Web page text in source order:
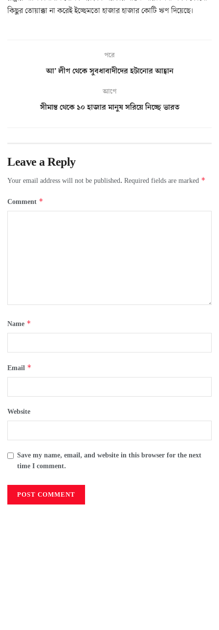
কিছুর তোয়াক্কা না করেই ইচ্ছেমতো হাজার হাজার কোটি ঋণ দিয়েছে।
পরে
আ’ লীগ থেকে সুবধাবাদীদের হটানোর আহ্বান
আগে
সীমান্ত থেকে ১০ হাজার মানুষ সরিয়ে নিচ্ছে ভারত
Leave a Reply
Your email address will not be published. Required fields are marked *
Comment *
Name *
Email *
Website
Save my name, email, and website in this browser for the next
time I comment.